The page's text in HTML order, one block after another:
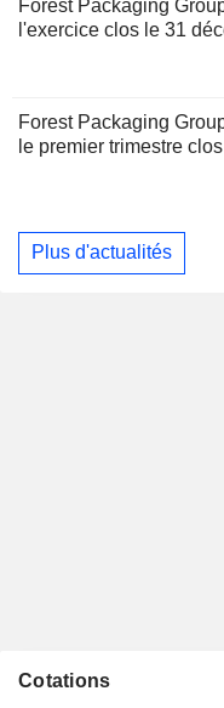
Forest Packaging
l'exercice clos le 31
Forest Packaging
le premier trimestre
Plus d'actualités
Cotations